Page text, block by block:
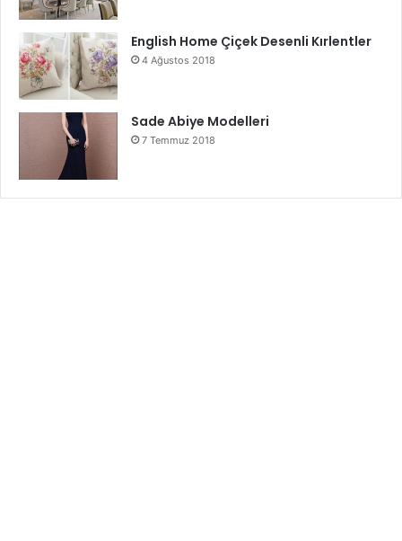
English Home Çiçek Desenli Kırlentler
4 Ağustos 2018
Sade Abiye Modelleri
7 Temmuz 2018